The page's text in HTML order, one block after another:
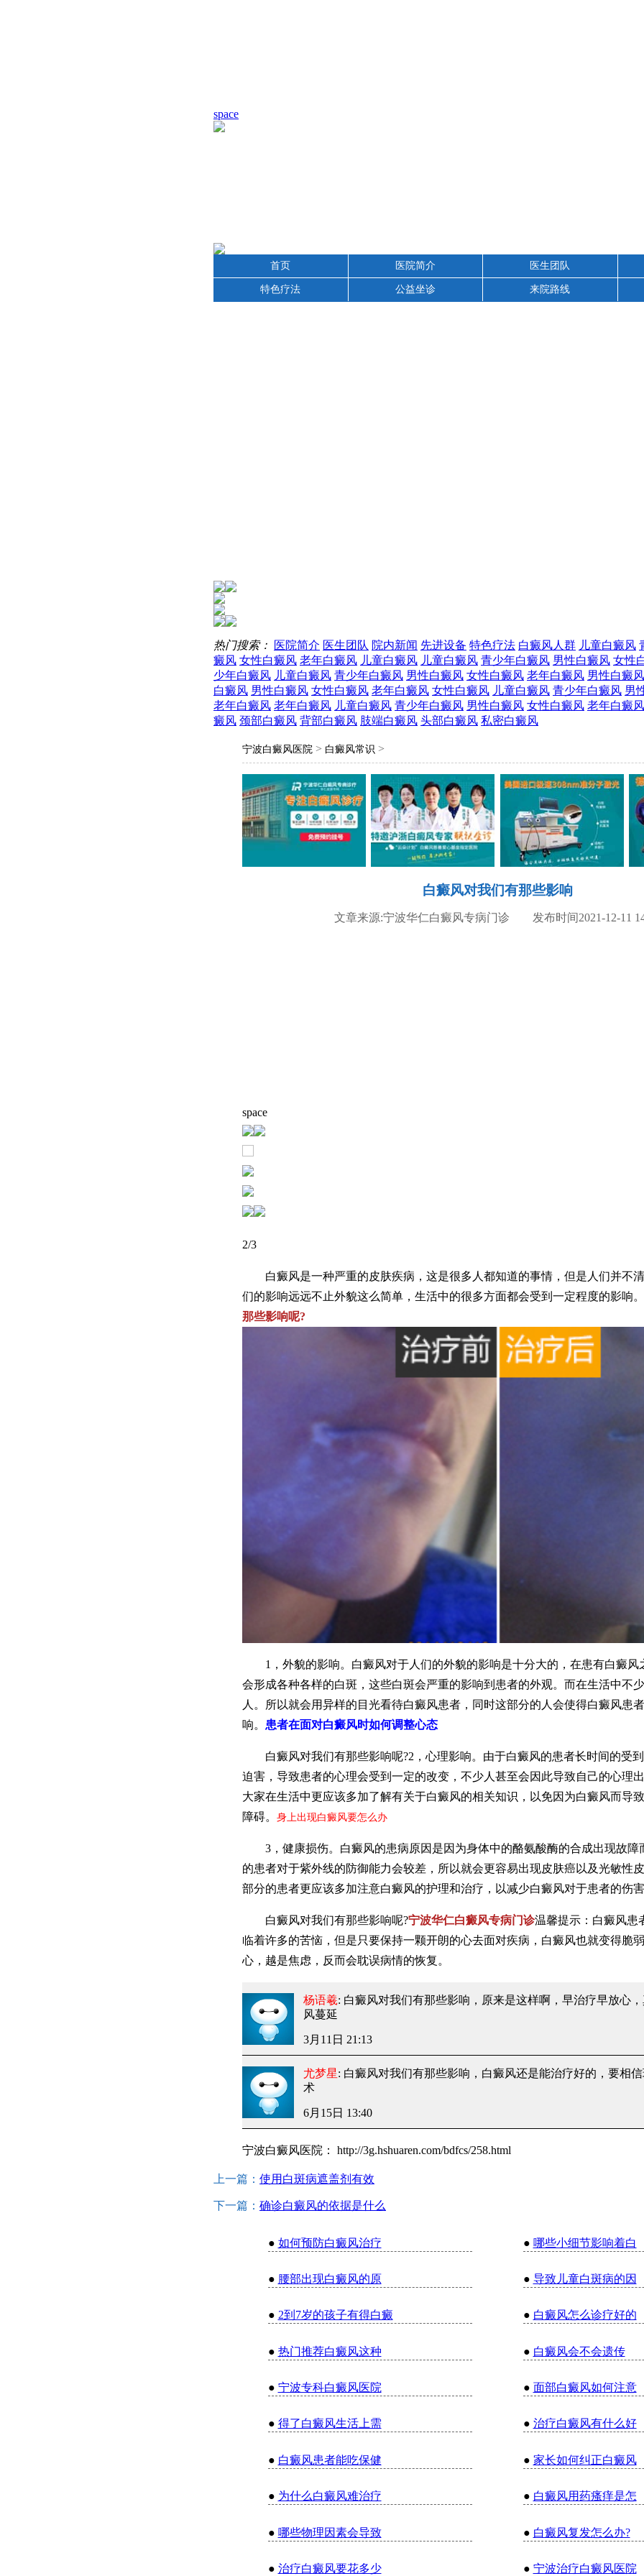
space
首页 医院简介 医生团队
特色疗法 公益坐诊 来院路线
热门搜索： 医院简介 医生团队 院内新闻 先进设备 特色疗法 白癜风人群 儿童白癜风
癜风 女性白癜风 老年白癜风 儿童白癜风 儿童白癜风 青少年白癜风 男性白癜风 女性
少年白癜风 儿童白癜风 青少年白癜风 男性白癜风 女性白癜风 老年白癜风 男性白癜风
白癜风 男性白癜风 女性白癜风 老年白癜风 女性白癜风 儿童白癜风 青少年白癜风 男
老年白癜风 老年白癜风 儿童白癜风 青少年白癜风 男性白癜风 女性白癜风 老年白癜风
癜风 颈部白癜风 背部白癜风 肢端白癜风 头部白癜风 私密白癜风
宁波白癜风医院 > 白癜风常识 >
白癜风对我们有那些影响
文章来源:宁波华仁白癜风专病门诊 发布时间2021-12-11
space
3/3
白癜风是一种严重的皮肤疾病，这是很多人都知道的事情，但是人们并不清
们的影响远远不止外貌这么简单，生活中的很多方面都会受到一定程度的影响
那些影响呢?
​1，外貌的影响。白癜风对于人们的外貌的影响是十分大的，在患有白癜风
会形成各种各样的白斑，这些白斑会严重的影响到患者的外观。而在生活中不
人。所以就会用异样的目光看待白癜风患者，同时这部分的人会使得白癜风患
响。 患者在面对白癜风时如何调整心态
白癜风对我们有那些影响呢?2，心理影响。由于白癜风的患者长时间的受
迫害，导致患者的心理会受到一定的改变，不少人甚至会因此导致自己的心理
大家在生活中更应该多加了解有关于白癜风的相关知识，以免因为白癜风而导
障碍。 身上出现白癜风要怎么办
3，健康损伤。白癜风的患病原因是因为身体中的酪氨酸酶的合成出现故障
的患者对于紫外线的防御能力会较差，所以就会更容易出现皮肤癌以及光敏性
部分的患者更应该多加注意白癜风的护理和治疗，以减少白癜风对于患者的伤害
白癜风对我们有那些影响呢?宁波华仁白癜风专病门诊温馨提示：白癜风患
临着许多的苦恼，但是只要保持一颗开朗的心去面对疾病，白癜风也就变得脆
心，越是焦虑，反而会耽误病情的恢复。
杨语羲: 白癜风对我们有那些影响 ，原来是这样啊，早治疗早放心
风蔓延
3月11日 21:13
尤梦星: 白癜风对我们有那些影响 ，白癜风还是能治疗好的，要相
术
6月15日 13:40
宁波白癜风医院： http://3g.hshuaren.com/bdfcs/258.html
上一篇： 使用白斑病遮盖剂有效
下一篇： 确诊白癜风的依据是什么
● 如何预防白癜风治疗 ● 哪些小细节影响着白
● 腰部出现白癜风的原 ● 导致儿童白斑病的因
● 2到7岁的孩子有得白癜 ● 白癜风怎么诊疗好的
● 热门推荐白癜风这种 ● 白癜风会不会遗传
● 宁波专科白癜风医院 ● 面部白癜风如何注意
● 得了白癜风生活上需 ● 治疗白癜风有什么好
● 白癜风患者能吃保健 ● 家长如何纠正白癜风
● 为什么白癜风难治疗 ● 白癜风用药瘙痒是怎
● 哪些物理因素会导致 ● 白癜风复发怎么办?
● 治疗白癜风要花多少 ● 宁波治疗白癜风医院